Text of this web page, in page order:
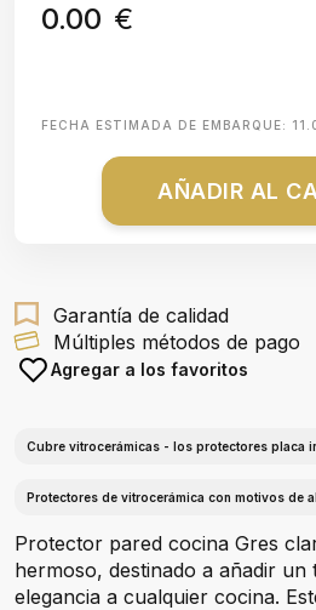
0.00 €
FECHA ESTIMADA DE EMBARQUE:
AÑADIR AL
Garantía de calidad
Múltiples métodos de pago
Agregar a los favoritos
Cubre vitrocerámicas - los protectores placa
Protectores de vitrocerámica con motivos de
Protector pared cocina Gres
hermoso, destinado a añadir un
elegancia a cualquier cocina.